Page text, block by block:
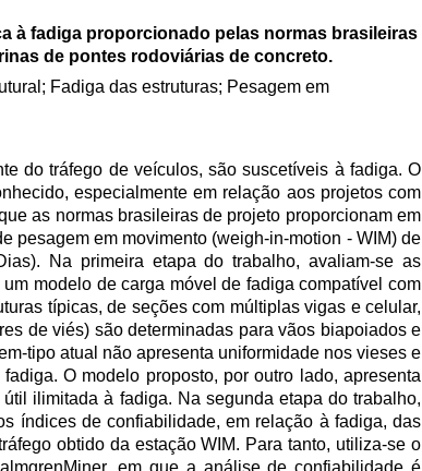
à fadiga proporcionado pelas normas brasileiras
de pontes rodoviárias de concreto.
Fadiga das estruturas; Pesagem em
do tráfego de veículos, são suscetíveis à fadiga. O
especialmente em relação aos projetos com
as normas brasileiras de projeto proporcionam em
pesagem em movimento (weigh-in-motion - WIM) de
Na primeira etapa do trabalho, avaliam-se as
modelo de carga móvel de fadiga compatível com
típicas, de seções com múltiplas vigas e celular,
de viés) são determinadas para vãos biapoiados e
tipo atual não apresenta uniformidade nos vieses e
O modelo proposto, por outro lado, apresenta
ilimitada à fadiga. Na segunda etapa do trabalho,
índices de confiabilidade, em relação à fadiga, das
obtido da estação WIM. Para tanto, utiliza-se o
em que a análise de confiabilidade é